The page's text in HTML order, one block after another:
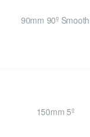
90mm 90º Smooth
150mm 5º